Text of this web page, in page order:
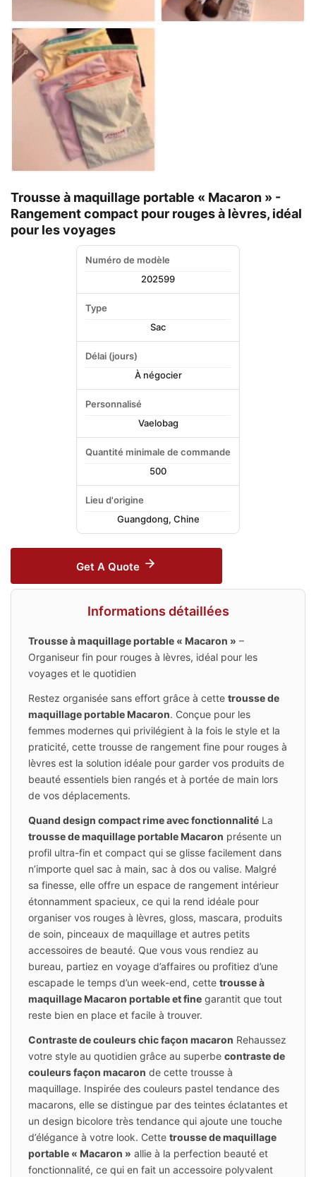
Trousse à maquillage portable « Macaron » -
Rangement compact pour rouges à lèvres, idéal
pour les voyages
Numéro de modèle
202599
Type
Sac
Délai (jours)
À négocier
Personnalisé
Vaelobag
Quantité minimale de commande
500
Lieu d'origine
Guangdong, Chine
Get A Quote
Informations détaillées
Trousse à maquillage portable « Macaron » –
Organiseur fin pour rouges à lèvres, idéal pour les
voyages et le quotidien
Restez organisée sans effort grâce à cette trousse de
maquillage portable Macaron. Conçue pour les
femmes modernes qui privilégient à la fois le style et la
praticité, cette trousse de rangement fine pour rouges à
lèvres est la solution idéale pour garder vos produits de
beauté essentiels bien rangés et à portée de main lors
de vos déplacements.
Quand design compact rime avec fonctionnalité La
trousse de maquillage portable Macaron présente un
profil ultra-fin et compact qui se glisse facilement dans
n’importe quel sac à main, sac à dos ou valise. Malgré
sa finesse, elle offre un espace de rangement intérieur
étonnamment spacieux, ce qui la rend idéale pour
organiser vos rouges à lèvres, gloss, mascara, produits
de soin, pinceaux de maquillage et autres petits
accessoires de beauté. Que vous vous rendiez au
bureau, partiez en voyage d’affaires ou profitiez d’une
escapade le temps d’un week-end, cette trousse à
maquillage Macaron portable et fine garantit que tout
reste bien en place et facile à trouver.
Contraste de couleurs chic façon macaron Rehaussez
votre style au quotidien grâce au superbe contraste de
couleurs façon macaron de cette trousse à
maquillage. Inspirée des couleurs pastel tendance des
macarons, elle se distingue par des teintes éclatantes et
un design bicolore très tendance qui ajoute une touche
d’élégance à votre look. Cette trousse de maquillage
portable « Macaron » allie à la perfection beauté et
fonctionnalité, ce qui en fait un accessoire polyvalent